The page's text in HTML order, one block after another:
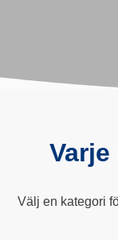
Välj en kategori